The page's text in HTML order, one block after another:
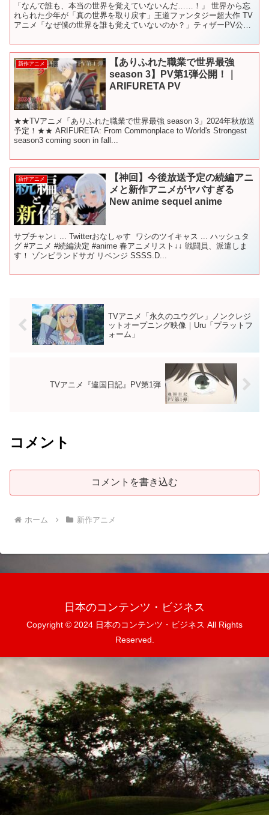
「なんで誰も、本当の世界を覚えていないんだ……！」 世界から忘
れられた少年が「真の世界を取り戻す」王道ファンタジー超大作 TV
アニメ「なぜ僕の世界を誰も覚えていないのか？」ティザーPV公
新作アニメ
【ありふれた職業で世界最強
season 3】PV第1弾公開！｜
ARIFURETA PV
★★TVアニメ「ありふれた職業で世界最強 season 3」2024年秋放送
予定！★★ ARIFURETA: From Commonplace to World's Strongest
season3 coming soon in fall...
新作アニメ
【神回】今後放送予定の続編アニ
メと新作アニメがヤバすぎる
New anime sequel anime
サブチャン↓ ​... Twitterおなしゃす ​​​​​​​​ ワシのツイキャス ​​​...​ ハッシュタ
グ #アニメ​​​ #続編決定 #anime 春アニメリスト↓↓ 戦闘員、派遣しま
す！ ゾンビランドサガ リベンジ SSSS.D...
TVアニメ「永久のユウグレ」ノンクレジ
ットオープニング映像｜Uru「プラットフ
ォーム」
TVアニメ『違国日記』PV第1弾
コメント
コメントを書き込む
ホーム 新作アニメ
日本のコンテンツ・ビジネス
Copyright © 2024 日本のコンテンツ・ビジネス All Rights
Reserved.